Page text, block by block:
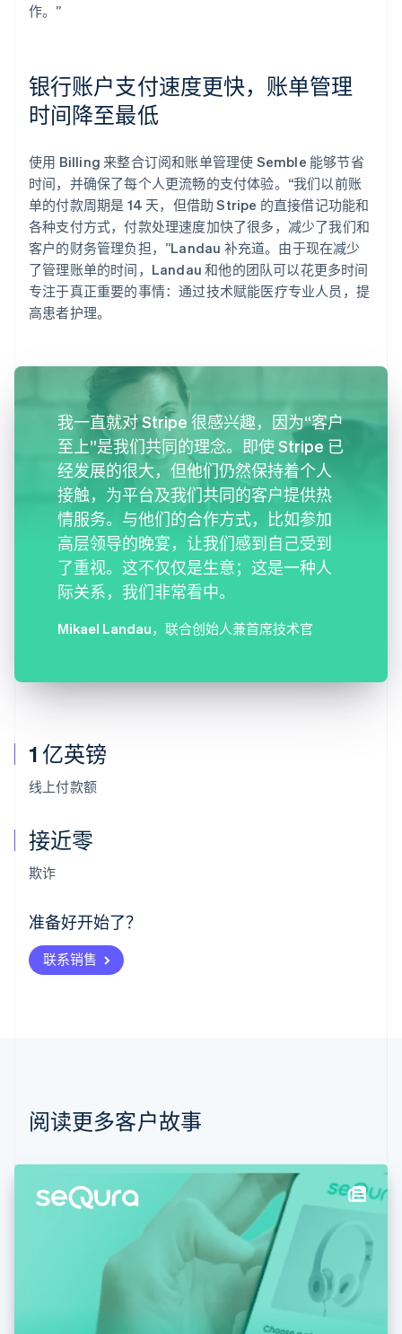
1 亿英镑
线上付款额
接近零
欺诈
准备好开始了？
联系销售
作。”
银行账户支付速度更快，账单管理
时间降至最低
使用 Billing 来整合订阅和账单管理使 Semble 能够节省
时间，并确保了每个人更流畅的支付体验。“我们以前账
单的付款周期是 14 天，但借助 Stripe 的直接借记功能和
各种支付方式，付款处理速度加快了很多，减少了我们和
客户的财务管理负担，”Landau 补充道。由于现在减少
了管理账单的时间，Landau 和他的团队可以花更多时间
专注于真正重要的事情：通过技术赋能医疗专业人员，提
高患者护理。
我一直就对 Stripe 很感兴趣，因为“客户
至上”是我们共同的理念。即使 Stripe 已
经发展的很大，但他们仍然保持着个人
接触，为平台及我们共同的客户提供热
情服务。与他们的合作方式，比如参加
高层领导的晚宴，让我们感到自己受到
了重视。这不仅仅是生意；这是一种人
际关系，我们非常看中。
Mikael Landau，联合创始人兼首席技术官
阅读更多客户故事
阿联酋
爱尔兰
爱沙尼亚
English
奥地利
Deutsch English
Nederlands Français Deutsch
波兰
丹麦
English
德国
Svenska